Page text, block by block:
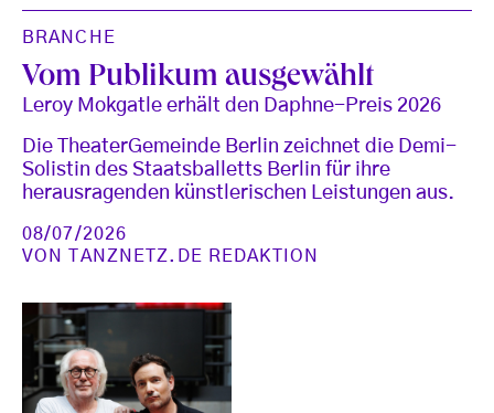
BRANCHE
Vom Publikum ausgewählt
Leroy Mokgatle erhält den Daphne-Preis 2026
Die TheaterGemeinde Berlin zeichnet die Demi-
Solistin des Staatsballetts Berlin für ihre
herausragenden künstlerischen Leistungen aus.
08/07/2026
VON
TANZNETZ.DE REDAKTION